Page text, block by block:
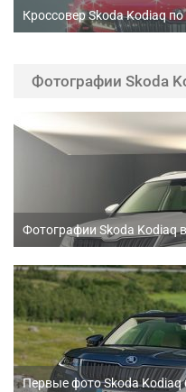
Кроссовер Skoda Kodiaq
Фотографии Skoda
Фотографии Skoda Kodiaq
Первые фото Skoda